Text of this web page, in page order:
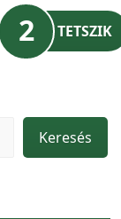
2 TETSZIK
Keresés